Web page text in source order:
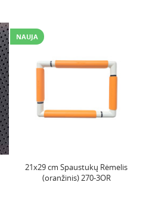
NAUJA
21x29 cm Spaustukų Rėmelis
(oranžinis) 270-3OR